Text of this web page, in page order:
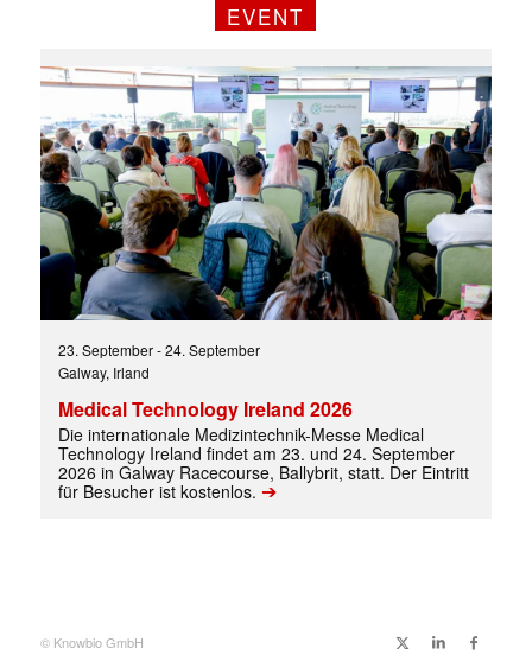
✕
EVENT
23. September-24. September
Galway, Irland
Medical Technology Ireland 2026
Die internationale Medizintechnik-Messe Medical
Technology Ireland findet am 23. und 24. September
2026 in Galway Racecourse, Ballybrit, statt. Der Eintritt
für Besucher ist kostenlos. ➔
© Knowbio GmbH